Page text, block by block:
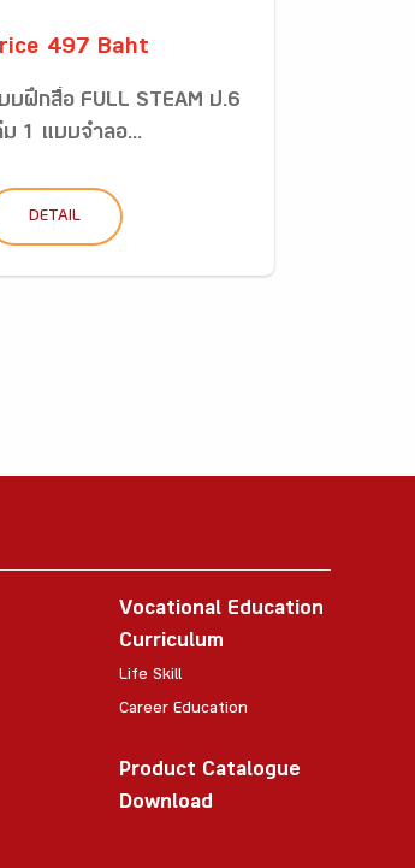
497 Baht
บฝึกสื่อ FULL STEAM ป.6
ม 1 แบบจำลอ...
DETAIL
Vocational Education
Curriculum
Life Skill
Career Education
Product Catalogue
Download